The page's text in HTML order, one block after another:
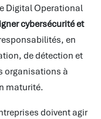
Digital Operational
cybersécurité et
en
de détection et
organisations à
maturité.
doivent agir